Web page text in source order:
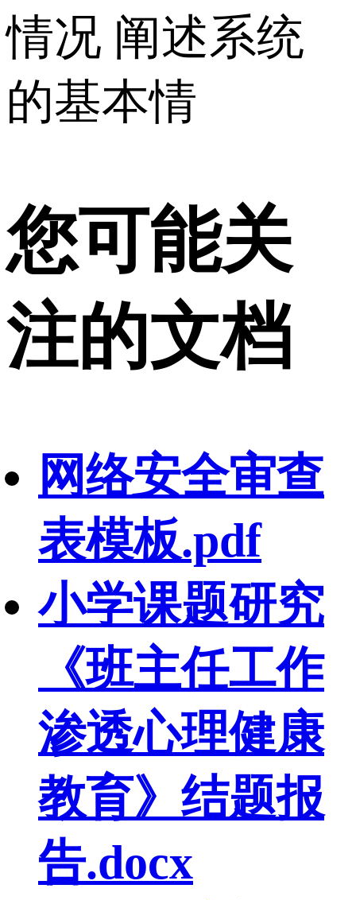
情况 阐述系统
的基本情
您可能关
注的文档
网络安全审查
表模板.pdf
小学课题研究
《班主任工作
渗透心理健康
教育》结题报
告.docx